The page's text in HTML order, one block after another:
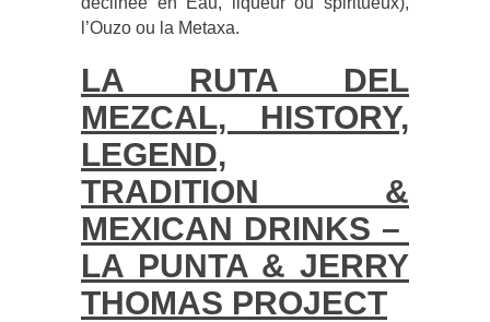
l’Ouzo ou la Metaxa.
LA RUTA DEL
MEZCAL, HISTORY,
LEGEND,
TRADITION &
MEXICAN DRINKS –
LA PUNTA & JERRY
THOMAS PROJECT